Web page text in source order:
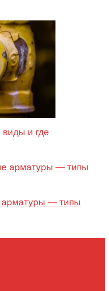
и где
арматуры — типы